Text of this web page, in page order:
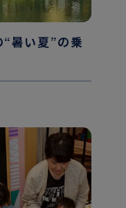
暑い夏”の乗